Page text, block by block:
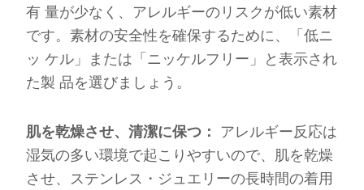
有 量が少なく、アレルギーのリスクが低い素材
です。素材の安全性を確保するために、「低ニ
ッ ケル」または「ニッケルフリー」と表示され
た製 品を選びましょう。
肌を乾燥させ、清潔に保つ： アレルギー反応は
湿気の多い環境で起こりやすいので、肌を乾燥
させ、ステンレス・ジュエリーの長時間の着用